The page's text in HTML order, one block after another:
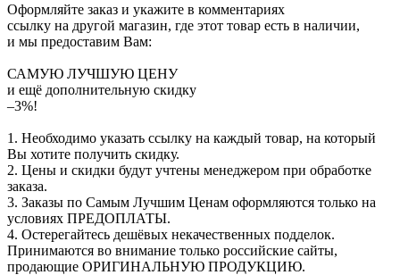
Оформляйте заказ и укажите в комментариях
ссылку на другой магазин, где этот товар есть в наличии,
и мы предоставим Вам:
САМУЮ ЛУЧШУЮ ЦЕНУ
и ещё дополнительную скидку
–3%!
1. Необходимо указать ссылку на каждый товар, на который
Вы хотите получить скидку.
2. Цены и скидки будут учтены менеджером при обработке
заказа.
3. Заказы по Самым Лучшим Ценам оформляются только на
условиях ПРЕДОПЛАТЫ.
4. Остерегайтесь дешёвых некачественных подделок.
Принимаются во внимание только российские сайты,
продающие ОРИГИНАЛЬНУЮ ПРОДУКЦИЮ.